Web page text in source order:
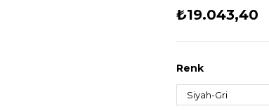
₺19.043,40
Renk